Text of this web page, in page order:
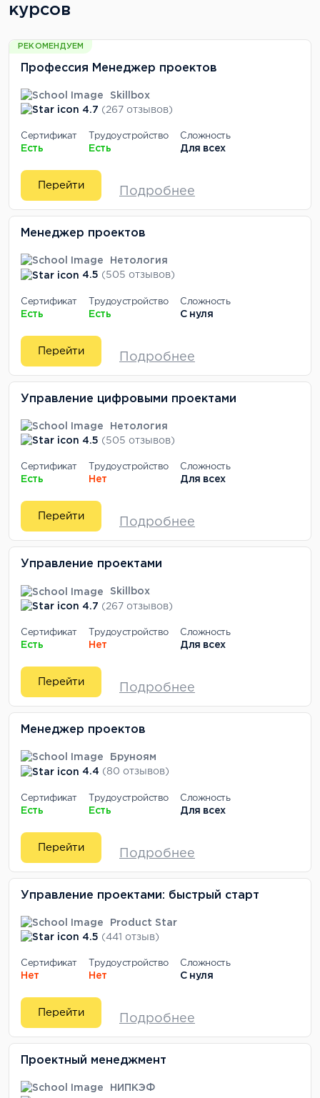
курсов
РЕКОМЕНДУЕМ
Профессия Менеджер проектов
Skillbox
4.7 (267 отзывов)
Сертификат
Есть
Трудоустройство
Есть
Сложность
Для всех
Перейти
Подробнее
Менеджер проектов
Нетология
4.5 (505 отзывов)
Сертификат
Есть
Трудоустройство
Есть
Сложность
С нуля
Перейти
Подробнее
Управление цифровыми проектами
Нетология
4.5 (505 отзывов)
Сертификат
Есть
Трудоустройство
Нет
Сложность
Для всех
Перейти
Подробнее
Управление проектами
Skillbox
4.7 (267 отзывов)
Сертификат
Есть
Трудоустройство
Нет
Сложность
Для всех
Перейти
Подробнее
Менеджер проектов
Бруноям
4.4 (80 отзывов)
Сертификат
Есть
Трудоустройство
Есть
Сложность
Для всех
Перейти
Подробнее
Управление проектами: быстрый старт
Product Star
4.5 (441 отзыв)
Сертификат
Нет
Трудоустройство
Нет
Сложность
С нуля
Перейти
Подробнее
Проектный менеджмент
НИПКЭФ